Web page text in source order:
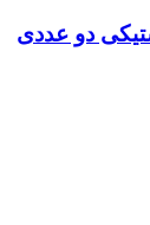
دو عددی